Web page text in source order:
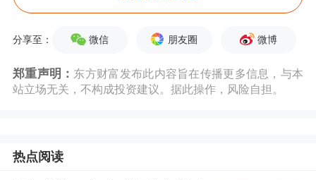
14887.99点，创业板指上涨0.13%，报
3850.21点；科创50指数上涨3.19%，报
2080.50点。
分享至： 微信 朋友圈 微博
郑重声明： 东方财富发布此内容旨在传播更多信息，与本
站立场无关，不构成投资建议。据此操作，风险自担。
热点阅读